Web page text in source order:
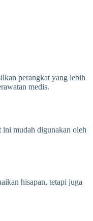
perangkat yang lebih
medis.
ini mudah digunakan oleh
hisapan, tetapi juga